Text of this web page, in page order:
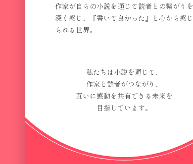
作家が自らの小説を通じて読者との繋がりを
深く感じ、『書いて良かった』と心から感じ
られる世界。
私たちは小説を通じて、
作家と読者がつながり、
互いに感動を共有できる未来を
目指しています。